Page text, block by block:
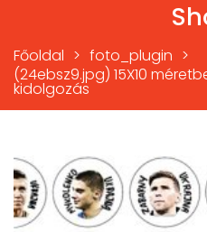
Főoldal > foto_plugin >
(24ebsz9.jpg) 15X10
kidolgozás